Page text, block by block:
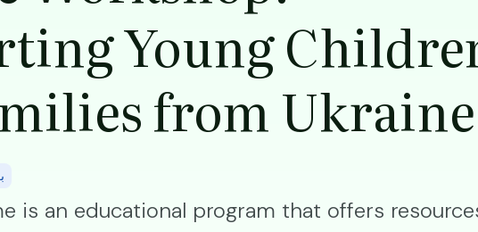
Young
from Ukraine
is an educational program that offers